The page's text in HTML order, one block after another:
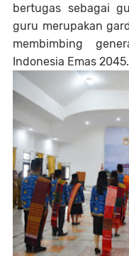
bertugas sebagai
guru merupakan
membimbing
Indonesia Emas 2045.